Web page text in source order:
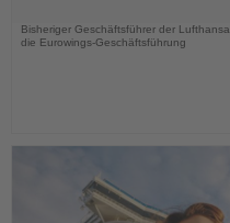
Bisheriger Geschäftsführer der
die Eurowings-Geschäftsführung